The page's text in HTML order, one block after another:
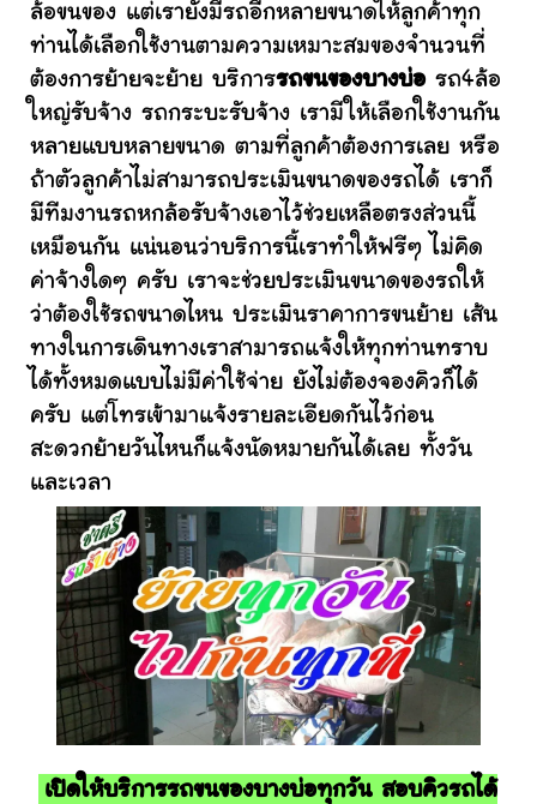
ล้อขนของ แต่เรายังมีรถอีกหลายขนาดให้ลูกค้าทุก
ท่านได้เลือกใช้งานตามความเหมาะสมของจำนวนที่
ต้องการย้ายจะย้าย บริการรถขนของบางบ่อรถ4ล้อ
ใหญ่รับจ้าง รถกระบะรับจ้าง เรามีให้เลือกใช้งานกัน
หลายแบบหลายขนาด ตามที่ลูกค้าต้องการเลย หรือ
ถ้าตัวลูกค้าไม่สามารถประเมินขนาดของรถได้ เราก็
มีทีมงานรถหกล้อรับจ้างเอาไว้ช่วยเหลือตรงส่วนนี้
เหมือนกัน แน่นอนว่าบริการนี้เราทำให้ฟรีๆ ไม่คิด
ค่าจ้างใดๆ ครับ เราจะช่วยประเมินขนาดของรถให้
ว่าต้องใช้รถขนาดไหน ประเมินราคาการขนย้าย เส้น
ทางในการเดินทางเราสามารถแจ้งให้ทุกท่านทราบ
ได้ทั้งหมดแบบไม่มีค่าใช้จ่าย ยังไม่ต้องจองคิวก็ได้
ครับ แต่โทรเข้ามาแจ้งรายละเอียดกันไว้ก่อน
สะดวกย้ายวันไหนก็แจ้งนัดหมายกันได้เลย ทั้งวัน
และเวลา
เปิดให้บริการรถขนของบางบ่อทุกวัน สอบคิวรถได้